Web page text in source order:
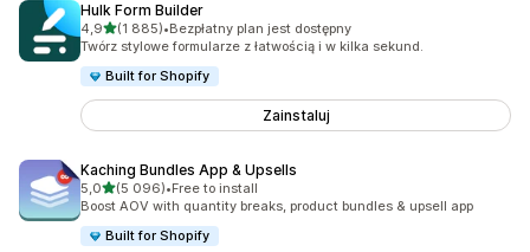
Hulk Form Builder
4,9na 5 gwiazdek
(1 885)
Łączna liczba recenzji: 1885
•Bezpłatny plan jest dostępny
Twórz stylowe formularze z łatwością i w kilka sekund.
Built for Shopify
Zainstaluj
Kaching Bundles App & Upsells
5,0na 5 gwiazdek
(5 096)
Łączna liczba recenzji: 5096
•Free to install
Boost AOV with quantity breaks, product bundles & upsell app
Built for Shopify